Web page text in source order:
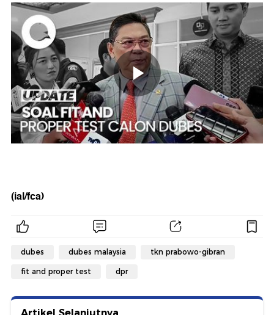
(ial/fca)
dubes dubes malaysia tkn prabowo-gibran
fit and proper test dpr